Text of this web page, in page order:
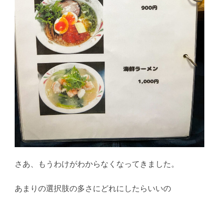
さあ、もうわけがわからなくなってきました。
あまりの選択肢の多さにどれにしたらいいの